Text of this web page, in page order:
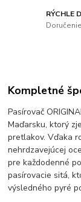
RÝCHLE
Kompletné
Pasírovač
Maďarsku, ktorý
pretlakov. Vďaka
nehrdzavejúcej
pre každodenné
pasírovacie sitá,
výsledného pyré